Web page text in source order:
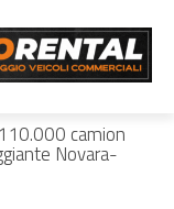
110.000 camion
Novara-